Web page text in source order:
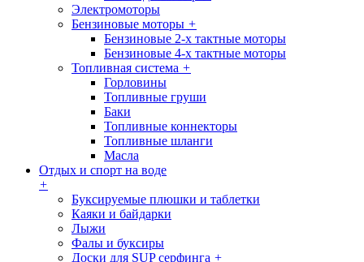
Электромоторы
Бензиновые моторы +
Бензиновые 2-х тактные моторы
Бензиновые 4-х тактные моторы
Топливная система +
Горловины
Топливные груши
Баки
Топливные коннекторы
Топливные шланги
Масла
Отдых и спорт на воде
+
Буксируемые плюшки и таблетки
Каяки и байдарки
Лыжи
Фалы и буксиры
Доски для SUP серфинга +